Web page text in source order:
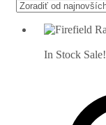
In Stock Sale!